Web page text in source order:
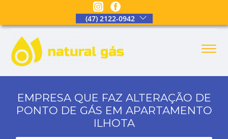
(47) 2122-0942
EMPRESA QUE FAZ ALTERAÇÃO DE
PONTO DE GÁS EM APARTAMENTO
ILHOTA